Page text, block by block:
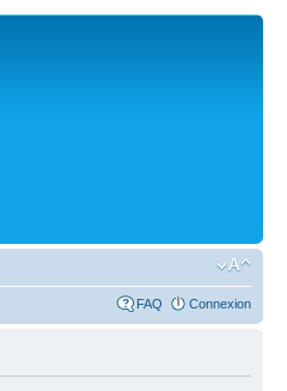
FAQ Connexion